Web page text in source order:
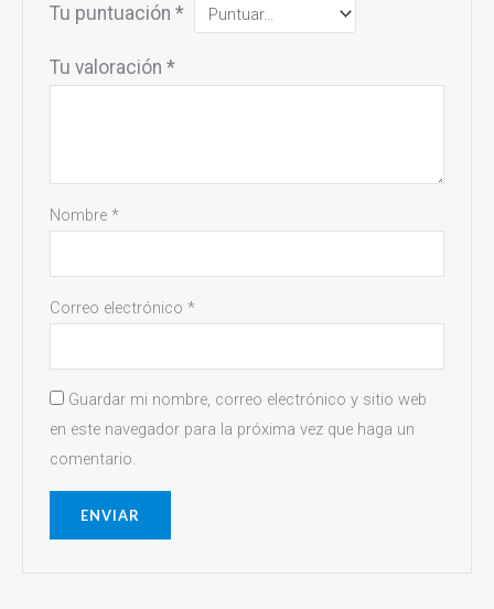
Tu puntuación*
Tu valoración*
Nombre*
Correo electrónico*
Guardar mi nombre, correo electrónico y sitio web
en este navegador para la próxima vez que haga un
comentario.